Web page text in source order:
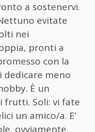
a sostenervi.
evitate
nei
pronti a
con la
dedicare meno
È un
frutti. Soli: vi fate
un amico/a. E’
ovviamente,